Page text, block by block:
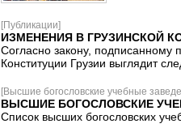
[Публикации]
ИЗМЕНЕНИЯ В ГРУЗИНСКОЙ
Согласно закону,
Конституции Грузии выглядит
[Высшие богословские учебные
ВЫСШИЕ БОГОСЛОВСКИЕ
Список высших богословских